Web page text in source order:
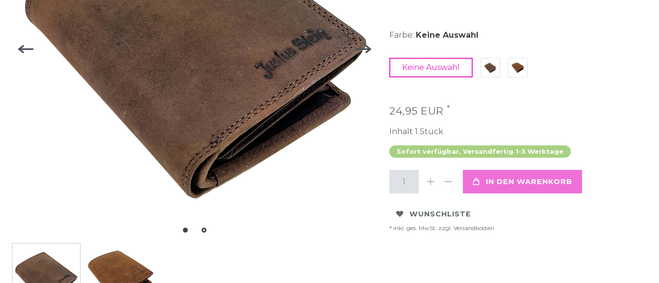
Farbe: Keine Auswahl
Keine Auswahl
24,95 EUR *
Inhalt 1 Stück
Sofort verfügbar, Versandfertig 1-3 Werktage
IN DEN WARENKORB
WUNSCHLISTE
* inkl. ges. MwSt. zzgl. Versandkosten